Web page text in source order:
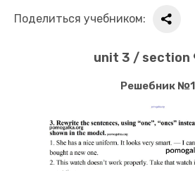
Поделиться учебником:
unit 3 / section
Решебник №1